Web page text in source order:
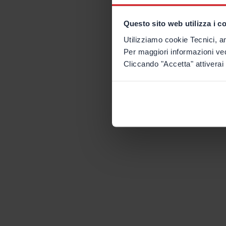
Questo sito web utilizza i
Utilizziamo cookie Tecnici,
Per maggiori informazioni
Cliccando "Accetta"